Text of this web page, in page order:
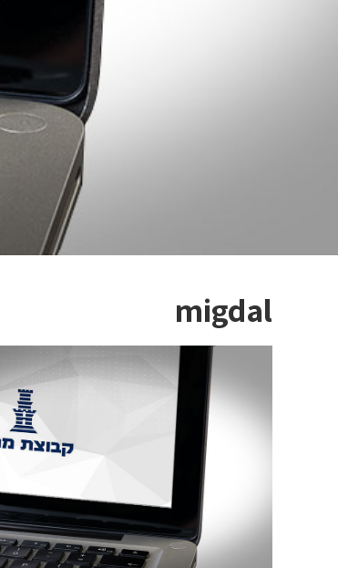
migdal